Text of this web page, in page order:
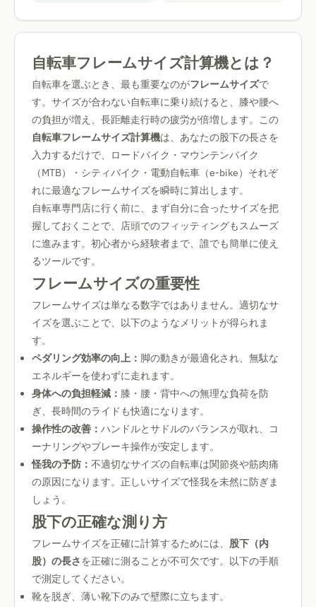
自転車フレームサイズ計算機とは？
自転車を選ぶとき、最も重要なのがフレームサイズで
す。サイズが合わない自転車に乗り続けると、膝や腰へ
の負担が増え、長距離走行時の疲労が倍増します。この
自転車フレームサイズ計算機は、あなたの股下の長さを
入力するだけで、ロードバイク・マウンテンバイク
（MTB）・シティバイク・電動自転車（e-bike）それぞ
れに最適なフレームサイズを瞬時に算出します。
自転車専門店に行く前に、まず自分に合ったサイズを把
握しておくことで、店頭でのフィッティングもスムーズ
に進みます。初心者から経験者まで、誰でも簡単に使え
るツールです。
フレームサイズの重要性
フレームサイズは単なる数字ではありません。適切なサ
イズを選ぶことで、以下のようなメリットが得られま
す。
ペダリング効率の向上： 脚の動きが最適化され、無駄な
エネルギーを使わずに走れます。
身体への負担軽減： 膝・腰・背中への無理な負荷を防
ぎ、長時間のライドも快適になります。
操作性の改善： ハンドルとサドルのバランスが取れ、コ
ーナリングやブレーキ操作が安定します。
怪我の予防： 不適切なサイズの自転車は関節炎や筋肉痛
の原因になります。正しいサイズで怪我を未然に防ぎま
しょう。
股下の正確な測り方
フレームサイズを正確に計算するためには、 股下（内
股）の長さを正確に測ることが不可欠です。以下の手順
で測定してください。
靴を脱ぎ、薄い靴下のみで壁際に立ちます。